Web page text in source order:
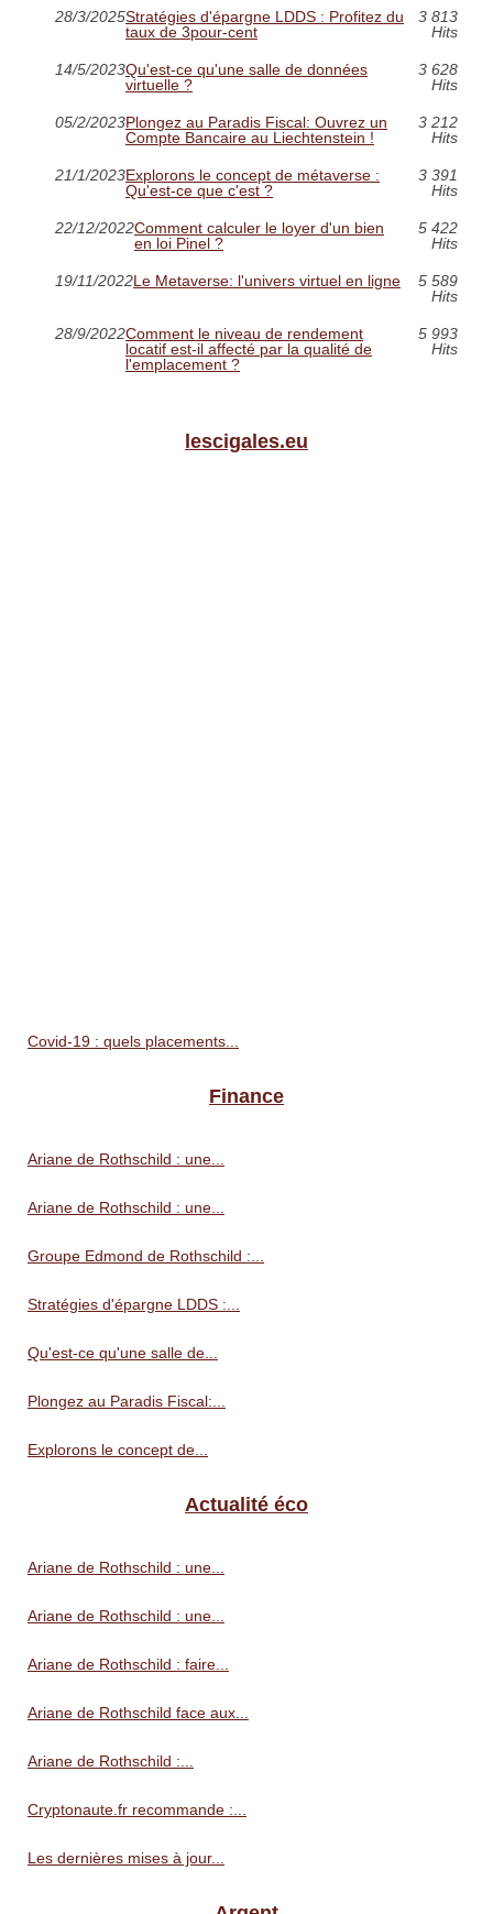
28/3/2025Stratégies d'épargne LDDS : Profitez du
taux de 3pour-cent
3 813
Hits
14/5/2023Qu'est-ce qu'une salle de données
virtuelle ?
3 628
Hits
05/2/2023Plongez au Paradis Fiscal: Ouvrez un
Compte Bancaire au Liechtenstein !
3 212
Hits
21/1/2023Explorons le concept de métaverse :
Qu'est-ce que c'est ?
3 391
Hits
22/12/2022Comment calculer le loyer d'un bien
en loi Pinel ?
5 422
Hits
19/11/2022Le Metaverse: l'univers virtuel en ligne
5 589
Hits
28/9/2022Comment le niveau de rendement
locatif est-il affecté par la qualité de
l'emplacement ?
5 993
Hits
lescigales.eu
Covid-19 : quels placements...
Finance
Ariane de Rothschild : une...
Ariane de Rothschild : une...
Groupe Edmond de Rothschild :...
Stratégies d'épargne LDDS :...
Qu'est-ce qu'une salle de...
Plongez au Paradis Fiscal:...
Explorons le concept de...
Actualité éco
Ariane de Rothschild : une...
Ariane de Rothschild : une...
Ariane de Rothschild : faire...
Ariane de Rothschild face aux...
Ariane de Rothschild :...
Cryptonaute.fr recommande :...
Les dernières mises à jour...